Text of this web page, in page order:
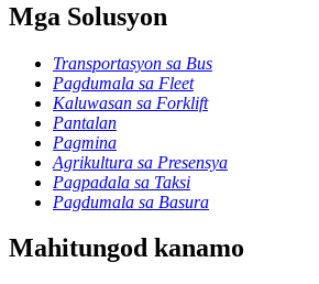
Mga Solusyon
Transportasyon sa Bus
Pagdumala sa Fleet
Kaluwasan sa Forklift
Pantalan
Pagmina
Agrikultura sa Presensya
Pagpadala sa Taksi
Pagdumala sa Basura
Mahitungod kanamo